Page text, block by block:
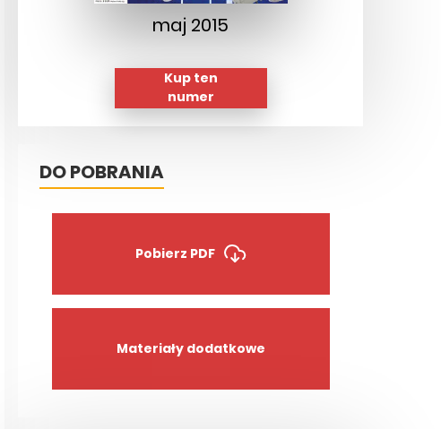
maj 2015
Kup ten
numer
DO POBRANIA
Pobierz PDF
Materiały dodatkowe